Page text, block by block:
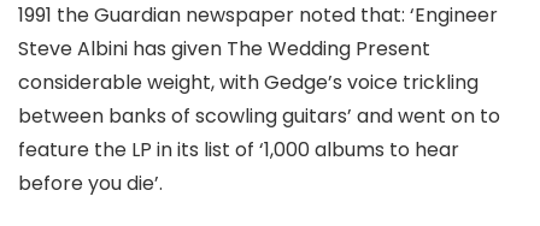
1991 the Guardian newspaper noted that: ‘Engineer
Steve Albini has given The Wedding Present
considerable weight, with Gedge’s voice trickling
between banks of scowling guitars’ and went on to
feature the LP in its list of ‘1,000 albums to hear
before you die’.